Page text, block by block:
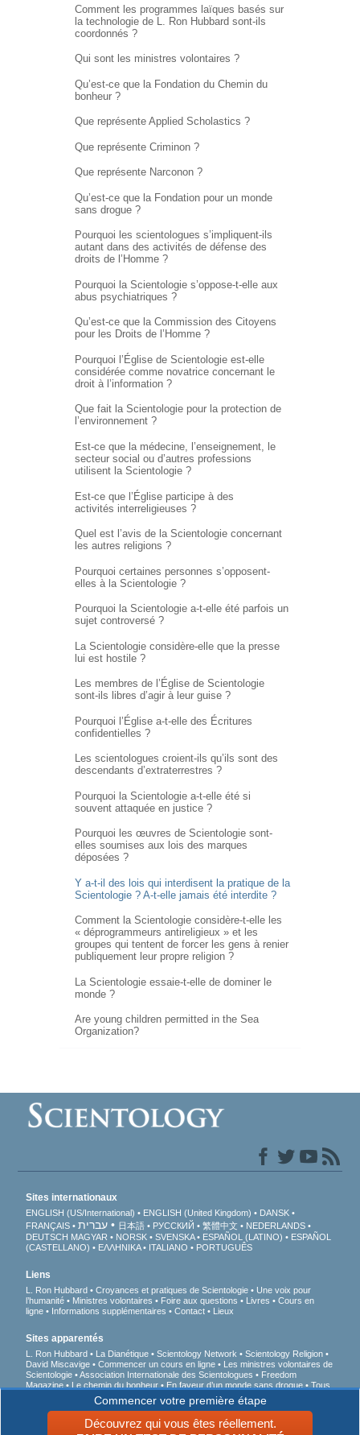
Comment les programmes laïques basés sur
la technologie de L. Ron Hubbard sont-ils
coordonnés ?
Qui sont les ministres volontaires ?
Qu’est-ce que la Fondation du Chemin du
bonheur ?
Que représente Applied Scholastics ?
Que représente Criminon ?
Que représente Narconon ?
Qu’est-ce que la Fondation pour un monde
sans drogue ?
Pourquoi les scientologues s’impliquent-ils
autant dans des activités de défense des
droits de l’Homme ?
Pourquoi la Scientologie s’oppose-t-elle aux
abus psychiatriques ?
Qu’est-ce que la Commission des Citoyens
pour les Droits de l’Homme ?
Pourquoi l’Église de Scientologie est-elle
considérée comme novatrice concernant le
droit à l’information ?
Que fait la Scientologie pour la protection de
l’environnement ?
Est-ce que la médecine, l’enseignement, le
secteur social ou d’autres professions
utilisent la Scientologie ?
Est-ce que l’Église participe à des
activités interreligieuses ?
Quel est l’avis de la Scientologie concernant
les autres religions ?
Pourquoi certaines personnes s’opposent-
elles à la Scientologie ?
Pourquoi la Scientologie a-t-elle été parfois un
sujet controversé ?
La Scientologie considère-elle que la presse
lui est hostile ?
Les membres de l’Église de Scientologie
sont-ils libres d’agir à leur guise ?
Pourquoi l’Église a-t-elledes Écritures
confidentielles ?
Les scientologues croient-ils qu’ils sont des
descendants d’extraterrestres ?
Pourquoi la Scientologie a-t-elle été si
souvent attaquée en justice ?
Pourquoi les œuvres de Scientologie sont-
elles soumises aux lois des marques
déposées ?
Y a-t-il des lois qui interdisent la pratique de la
Scientologie ? A-t-ellejamais été interdite ?
Comment la Scientologie considère-t-elleles
« déprogrammeurs antireligieux » et les
groupes qui tentent de forcer les gens à renier
publiquement leur propre religion ?
La Scientologie essaie-t-elle de dominer le
monde ?
Are young children permitted in the Sea
Organization?
Commencer votre première étape
Découvrez qui vous êtes réellement.
Sites internationaux
ENGLISH (US/International) ENGLISH (United Kingdom)
DANSK
FRANÇAIS
עברית 日本語 РУССКИЙ 繁體中文
NEDERLANDS
DEUTSCH MAGYAR NORSK SVENSKA ESPAÑOL (LATINO)
ESPAÑOL
(CASTELLANO)
ΕΛΛΗΝΙΚA ITALIANO PORTUGUÊS
Liens
L. Ron Hubbard Croyances et pratiques de Scientologie
Une voix pour
l’humanité
Ministres volontaires Foire aux questions Livres
Cours en
ligne
Informations supplémentaires Contact Lieux
Sites apparentés
L. Ron Hubbard La Dianétique Scientology Network
Scientology Religion
David Miscavige
Commencer un cours en ligne
Les ministres volontaires de
Scientologie
Association Internationale des Scientologues
Freedom
Magazine
Le chemin du bonheur En faveur d’un monde sans drogue
Tous
unis pour les droits de l’Homme
Des jeunes pour les droits de l’Homme
Commission des Citoyens pour les Droits de l’Homme